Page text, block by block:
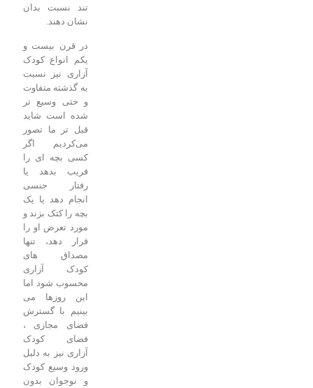
تند نسبت بدان
نشان دهند.
در قرن بیست و
یکم انواع کودک
آزاری نیز نسبت
به گذشته متفاوت
و حتی وسیع تر
شده است شاید
قبل تر ما تصور
می‌کردیم اگر
کسی بچه ای را
فریب بدهد یا
رفتار جنسی
انجام دهد یا یک
بچه را کتک بزند و
مورد تعرض او را
قرار دهد، تنها
مصداق های
کودک آزاری
محسوب شود اما
این روزها می
بینیم با گسترش
فضای مجازی ،
فضای کودک
آزاری نیز به دلیل
ورود وسیع کودک
و نوجوان بدون